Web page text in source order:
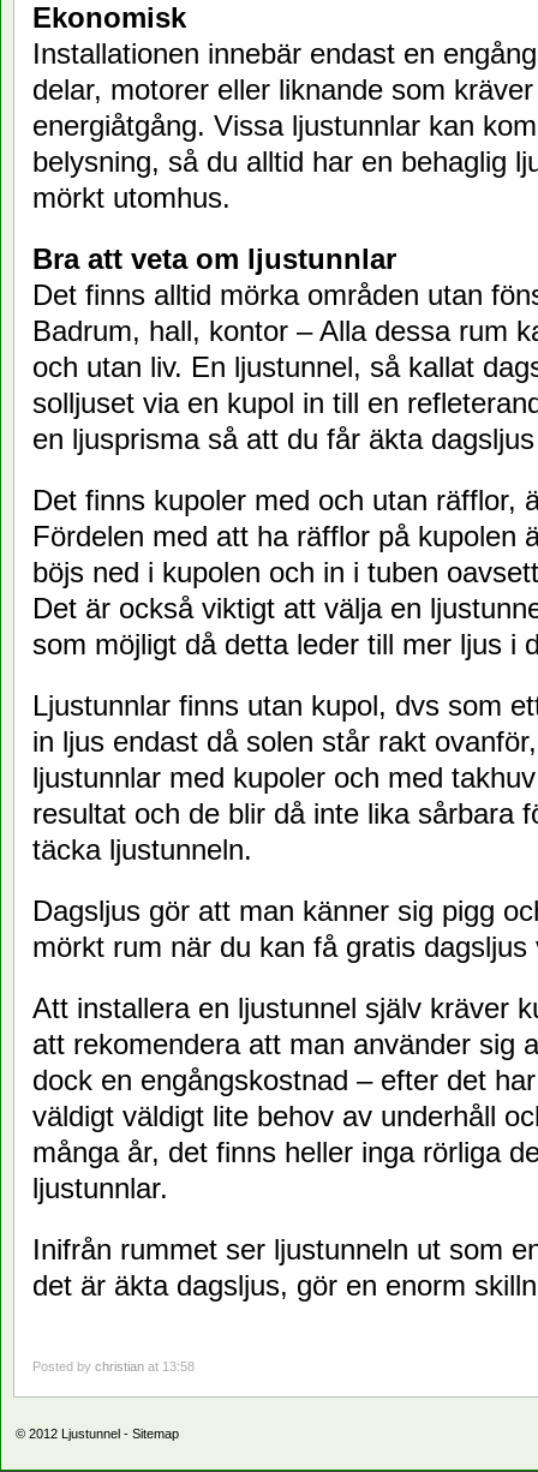
Ekonomisk
Installationen innebär endast en
delar, motorer eller liknande som
energiåtgång. Vissa ljustunnlar kan
belysning, så du alltid har en behaglig
mörkt utomhus.
Bra att veta om ljustunnlar
Det finns alltid mörka områden utan
Badrum, hall, kontor – Alla dessa rum
och utan liv. En ljustunnel, så kallat
solljuset via en kupol in till en
en ljusprisma så att du får äkta
Det finns kupoler med och utan räfflor,
Fördelen med att ha räfflor på kupolen
böjs ned i kupolen och in i tuben
Det är också viktigt att välja en
som möjligt då detta leder till mer ljus i
Ljustunnlar finns utan kupol, dvs som
in ljus endast då solen står rakt
ljustunnlar med kupoler och med
resultat och de blir då inte lika sårbara
täcka ljustunneln.
Dagsljus gör att man känner sig pigg
mörkt rum när du kan få gratis dagsljus
Att installera en ljustunnel själv kräver
att rekomendera att man använder sig
dock en engångskostnad – efter det
väldigt väldigt lite behov av underhåll
många år, det finns heller inga rörliga
ljustunnlar.
Inifrån rummet ser ljustunneln ut som
det är äkta dagsljus, gör en enorm
Posted by christian at 13:58
© 2012 Ljustunnel - Sitemap